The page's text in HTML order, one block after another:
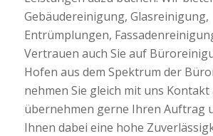
Gebäudereinigung, Glasreinigung,
Entrümplungen,
Vertrauen auch Sie auf
Hofen aus dem Spektrum der
nehmen Sie gleich mit uns Kontakt
übernehmen gerne Ihren Auftrag
Ihnen dabei eine hohe